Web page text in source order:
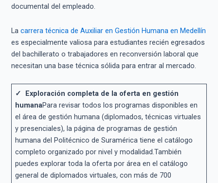
documental del empleado.
La carrera técnica de Auxiliar en Gestión Humana en Medellín
es especialmente valiosa para estudiantes recién egresados
del bachillerato o trabajadores en reconversión laboral que
necesitan una base técnica sólida para entrar al mercado.
✓ Exploración completa de la oferta en gestión
humanaPara revisar todos los programas disponibles en
el área de gestión humana (diplomados, técnicas virtuales
y presenciales), la página de programas de gestión
humana del Politécnico de Suramérica tiene el catálogo
completo organizado por nivel y modalidad.También
puedes explorar toda la oferta por área en el catálogo
general de diplomados virtuales, con más de 700